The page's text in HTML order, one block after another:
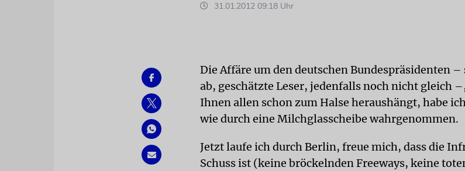
31.01.2012 09:18 Uhr
Die Affäre um den deutschen Bundespräsidenten
ab, geschätzte Leser, jedenfalls noch nicht gleich
Ihnen allen schon zum Halse heraushängt, habe
wie durch eine Milchglasscheibe wahrgenommen.
Jetzt laufe ich durch Berlin, freue mich, dass die
Schuss ist (keine bröckelnden Freeways, keine